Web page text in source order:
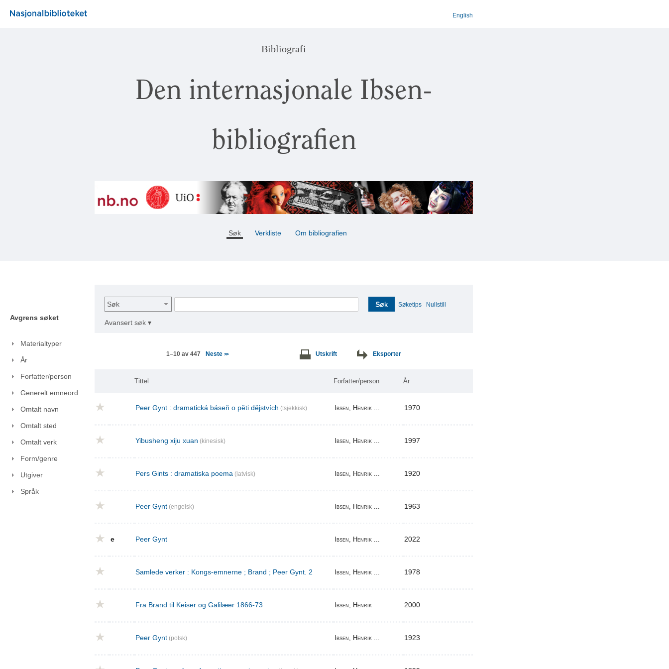
English
Bibliografi
Den internasjonale Ibsen-
bibliografien
Søk Verkliste Om bibliografien
Avgrens søket
Materialtyper
År
Forfatter/person
Generelt emneord
Omtalt navn
Omtalt sted
Omtalt verk
Form/genre
Utgiver
Språk
Søk Søk Søketips Nullstill
Avansert søk ▾
1–10 av 447 Neste >> Utskrift Eksporter
Tittel Forfatter/person År
Peer Gynt : dramatická báseň o pěti dějstvích (tsjekkisk) Ibsen, Henrik ... 1970
Yibusheng xiju xuan (kinesisk) Ibsen, Henrik ... 1997
Pers Gints : dramatiska poema (latvisk) Ibsen, Henrik ... 1920
Peer Gynt (engelsk) Ibsen, Henrik ... 1963
e Peer Gynt Ibsen, Henrik ... 2022
Samlede verker : Kongs-emnerne ; Brand ; Peer Gynt. 2 Ibsen, Henrik ... 1978
Fra Brand til Keiser og Galilæer 1866-73 Ibsen, Henrik 2000
Peer Gynt (polsk) Ibsen, Henrik ... 1923